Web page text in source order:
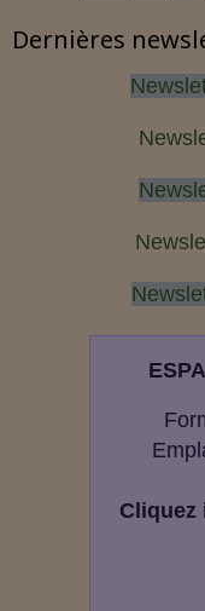
Dernières
Cliquez